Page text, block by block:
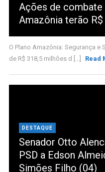
Ações de
Amazônia terão
O Plano Amazônia: Segurança
de R$ 318,5 milhões d [...]
Read
DESTAQUE
Senador Otto
PSD a Edson
Simões Filho (04)